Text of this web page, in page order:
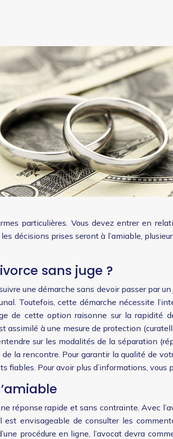
particulières. Vous devez entrer en
décisions prises seront à l’amiable,
sans juge ?
une démarche sans devoir passer par
Toutefois, cette démarche nécessite
de cette option raisonne sur la rapidité
à une mesure de protection
sur les modalités de la séparation
la rencontre. Pour garantir la qualité de
fiables. Pour avoir plus d’informations,
réponse rapide et sans contrainte. Avec
envisageable de consulter les
procédure en ligne, l’avocat devra